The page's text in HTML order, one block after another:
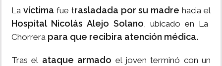
La víctima fue trasladada por su madre hacia el
Hospital Nicolás Alejo Solano, ubicado en La
Chorrera para que recibira atención médica.
Tras el ataque armado el joven terminó con un